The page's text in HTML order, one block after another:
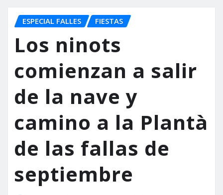
ESPECIAL FALLES FIESTAS
Los ninots
comienzan a salir
de la nave y
camino a la Plantà
de las fallas de
septiembre